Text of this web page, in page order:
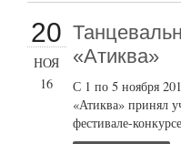
20
НОЯ
16
«Атиква»
С 1 по 5 ноября
«Атиква» принял
фестивале-